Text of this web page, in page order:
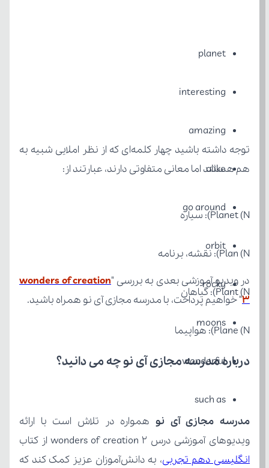
planet
interesting
amazing
alike
go around
orbit
rocky
moons
wonderful
such as
هم هستند اما معانی متفاوتی دارند، عبارتند از:
Planet (N): سیاره
Plan (N): نقشه، برنامه
Plant (N): گیاهان
Plane (N): هواپیما
در ویدیو آموزشی بعدی به بررسی "
3" خواهیم پرداخت، با مدرسه مجازی آی نو همراه باشید.
درباره مدرسه مجازی آی نو چه می‌ دانید؟
مدرسه مجازی آی نو
ویدیوهای آموزشی درس wonders of creation 2 از کتاب
انگلیسی دهم تجربی